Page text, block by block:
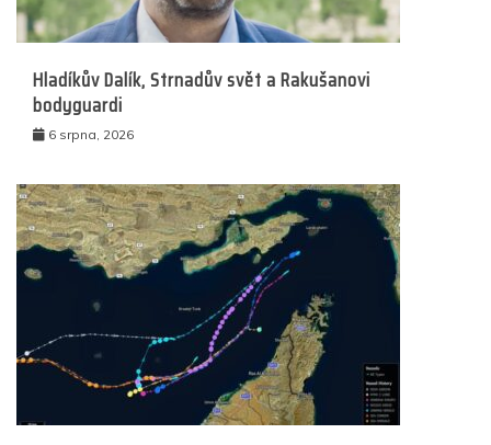
Hladíkův Dalík, Strnadův svět a Rakušanovi
bodyguardi
6 srpna, 2026